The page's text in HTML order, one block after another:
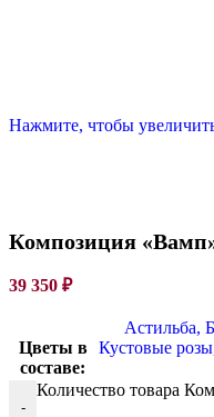
Нажмите, чтобы
Композиция
39 350 ₽
Цветы в
составе:
Астильба,
Кустовые розы
-
Количество товара